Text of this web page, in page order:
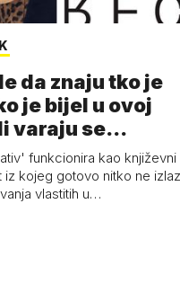
da znaju tko je
je bijel u ovoj
varaju se...
funkcionira kao književni
iz kojeg gotovo nitko ne
vlastitih u…